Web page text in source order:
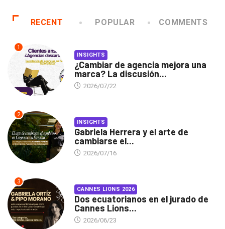
RECENT POPULAR COMMENTS
1
INSIGHTS
¿Cambiar de agencia mejora una
marca? La discusión...
2026/07/22
2
INSIGHTS
Gabriela Herrera y el arte de
cambiarse el...
2026/07/16
3
CANNES LIONS 2026
Dos ecuatorianos en el jurado de
Cannes Lions...
2026/06/23